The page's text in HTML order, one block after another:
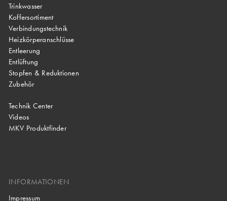
Trinkwasser
Koffersortiment
Verbindungstechnik
Heizkörperanschlüsse
Entleerung
Entlüftung
Stopfen & Reduktionen
Zubehör
Technik Center
Videos
MKV Produktfinder
INFORMATIONEN
Impressum